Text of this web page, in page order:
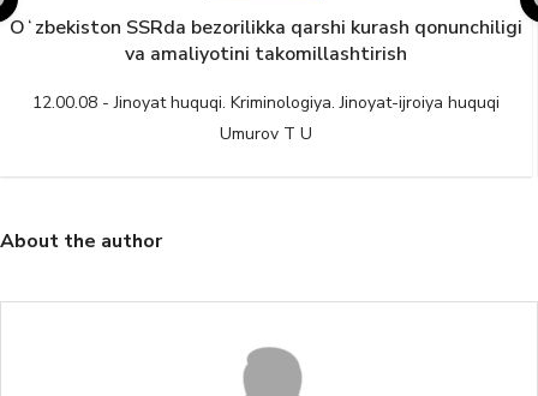
Dastlabki tergov va surishtiruvni toʻxtatib turish
12.00.08 - Jinoyat huquqi. Kriminologiya. Jinoyat-ijroiya huquqi
Alimjanov B G
About the author